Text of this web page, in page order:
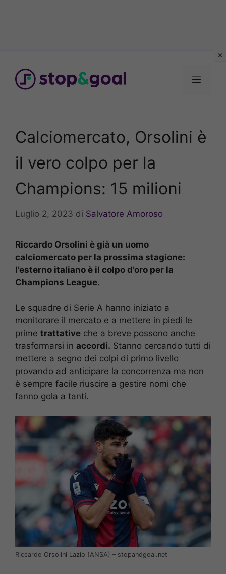
contenuto
Menu
Calciomercato, Orsolini è
il vero colpo per la
Champions: 15 milioni
Luglio 2, 2023 di Salvatore Amoroso
Riccardo Orsolini è già un uomo
calciomercato per la prossima stagione:
l’esterno italiano è il colpo d’oro per la
Champions League.
Le squadre di Serie A hanno iniziato a
monitorare il mercato e a mettere in piedi le
prime trattative che a breve possono anche
trasformarsi in accordi. Stanno cercando tutti di
mettere a segno dei colpi di primo livello
provando ad anticipare la concorrenza ma non
è sempre facile riuscire a gestire nomi che
fanno gola a tanti.
Riccardo Orsolini Lazio (ANSA) – stopandgoal.net